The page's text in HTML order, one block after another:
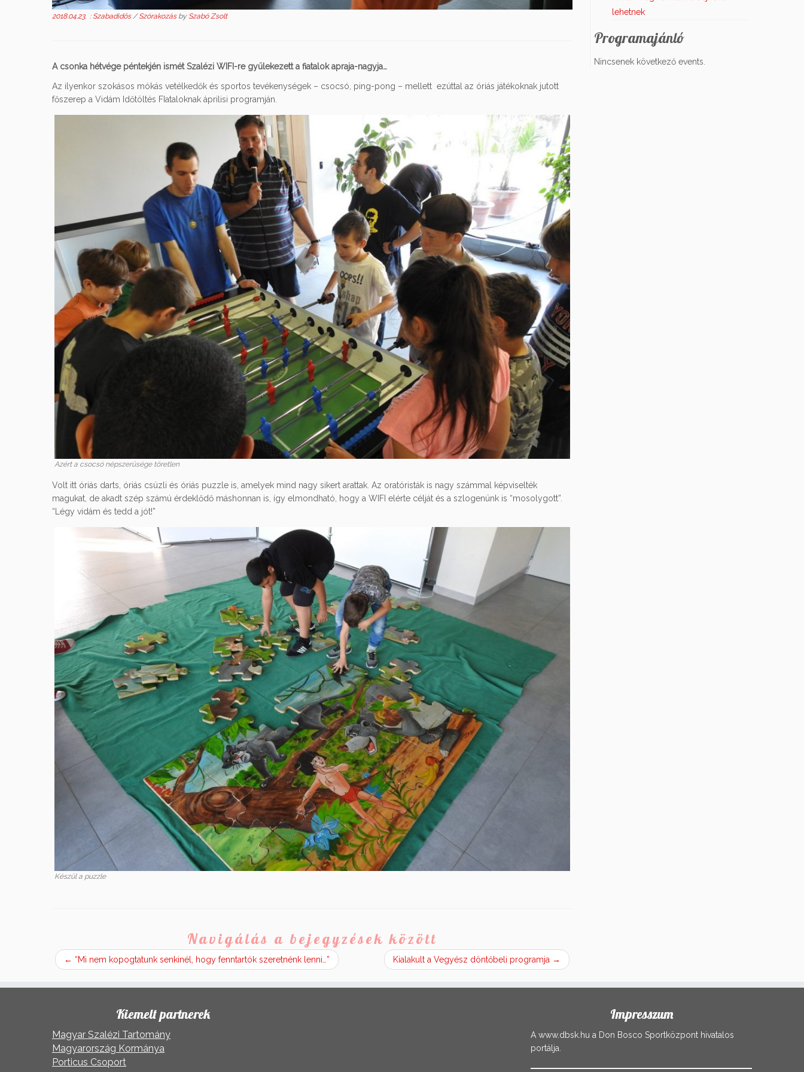
2018.04.23. : Szabadidős/Szórakozás by Szabó Zsolt
A csonka hétvége péntekjén ismét Szalézi WIFI-re gyülekezett a fiatalok apraja-nagyja…
Az ilyenkor szokásos mókás vetélkedők és sportos tevékenységek – csocsó, ping-pong – mellett ezúttal az óriás játékoknak jutott
főszerep a Vidám Időtöltés FIataloknak áprilisi programján.
Azért a csocsó népszerűsége töretlen
Volt itt óriás darts, óriás csúzli és óriás puzzle is, amelyek mind nagy sikert arattak. Az oratóristák is nagy számmal képviselték
magukat, de akadt szép számú érdeklődő máshonnan is, így elmondható, hogy a WIFI elérte célját és a szlogenünk is “mosolygott”.
“Légy vidám és tedd a jót!”
Készül a puzzle
Navigálás a bejegyzések között
← “Mi nem kopogtatunk senkinél, hogy fenntartók szeretnénk lenni…” Kialakult a Vegyész döntőbeli programja →
lehetnek
Programajánló
Nincsenek következő events.
Kiemelt partnerek
Magyar Szalézi Tartomány
Magyarország Kormánya
Porticus Csoport
Impresszum
A www.dbsk.hu a Don Bosco Sportközpont hivatalos
portálja.